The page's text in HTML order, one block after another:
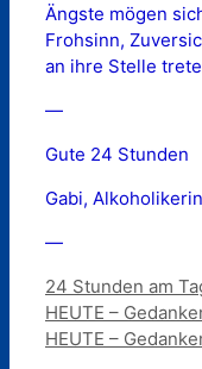
Ängste mögen
Frohsinn,
an ihre Stelle
—
Gute 24 Stunden
Gabi, Alkoholikerin
—
Kategorien
24 Stunden am
HEUTE –
HEUTE –